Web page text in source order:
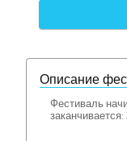
Описание
Фестиваль